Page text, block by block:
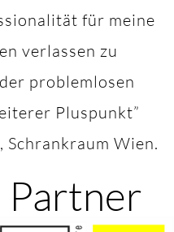
für meine
verlassen zu
problemlosen
Pluspunkt”
Schrankraum Wien.
Partner